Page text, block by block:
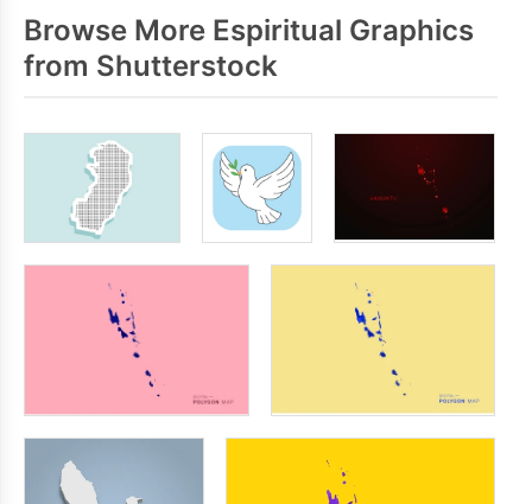
Browse More Espiritual Graphics
from Shutterstock